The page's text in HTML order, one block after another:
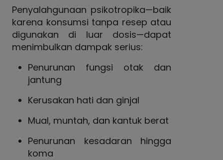
Penyalahgunaan psikotropika—baik
karena konsumsi tanpa resep atau
digunakan di luar dosis—dapat
menimbulkan dampak serius:
Penurunan fungsi otak dan
jantung
Kerusakan hati dan ginjal
Mual, muntah, dan kantuk berat
Penurunan kesadaran hingga
koma